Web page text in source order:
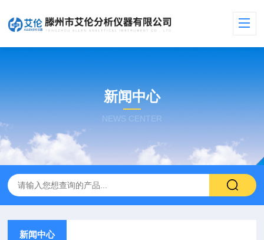
新闻中心
NEWS CENTER
新闻中心